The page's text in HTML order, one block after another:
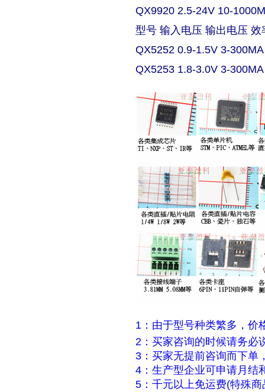
QX9920 2.5-24V 10-
型号 输入电压 输出电压 效
QX5252 0.9-1.5V 3-
QX5253 1.8-3.0V 3-
1：由于型号种类繁多，价
2：买家咨询的时候请务必
3：买家无提前咨询而下单
4：生产型企业可申请月结
5：千元以上免运费(特殊